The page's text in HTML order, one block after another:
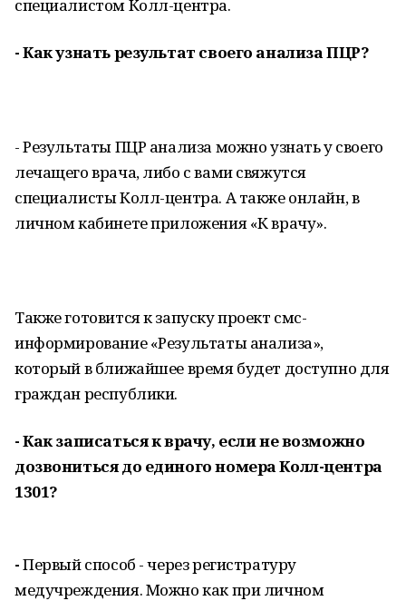
специалистом Колл-центра.
- Как узнать результат своего анализа ПЦР?
- Результаты ПЦР анализа можно узнать у своего
лечащего врача, либо с вами свяжутся
специалисты Колл-центра. А также онлайн, в
личном кабинете приложения «К врачу».
Также готовится к запуску проект смс-
информирование «Результаты анализа»,
который в ближайшее время будет доступно для
граждан республики.
- Как записаться к врачу, если не возможно
дозвониться до единого номера Колл-центра
1301?
-Первый способ - через регистратуру
медучреждения. Можно как при личном